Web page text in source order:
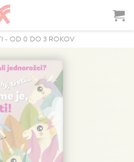
- OD 0 DO 3 ROKOV